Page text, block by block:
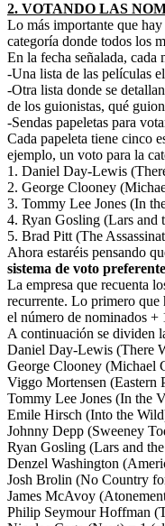
2. VOTANDO LAS
Lo más importante que
categoría donde todos los
En la fecha señalada,
-Una lista de las películas
-Otra lista donde se
de los guionistas, qué
-Sendas papeletas para
Cada papeleta tiene cinco
ejemplo, un voto para la
1. Daniel Day-Lewis
2. George Clooney
3. Tommy Lee Jones (In
4. Ryan Gosling (Lars and
5. Brad Pitt (The
Ahora estaréis pensando
sistema de voto preferente
La empresa que recuenta
recurrente. Lo primero que
el número de nominados +
A continuación se dividen
Daniel Day-Lewis (There
George Clooney (Michael
Viggo Mortensen (Eastern
Tommy Lee Jones (In the
Emile Hirsch (Into the
Johnny Depp (Sweeney
Ryan Gosling (Lars and
Denzel Washington
Josh Brolin (No Country
James McAvoy
Philip Seymour Hoffman